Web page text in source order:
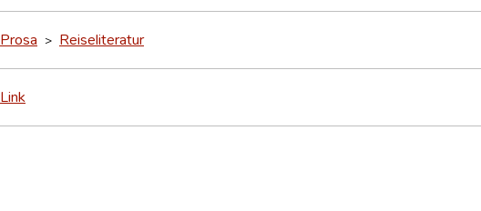
Prosa > Reiseliteratur
Link